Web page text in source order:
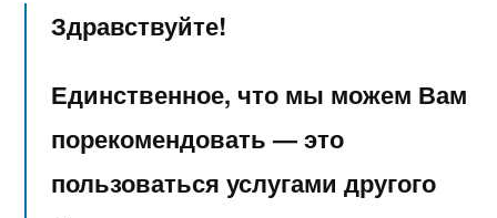
Здравствуйте!
Единственное, что мы можем Вам
порекомендовать — это
пользоваться услугами другого